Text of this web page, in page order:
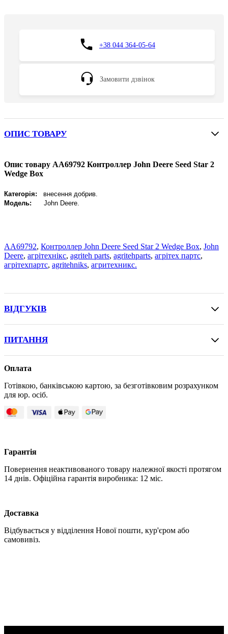
+38 044 364-05-64
Замовити дзвінок
ОПИС ТОВАРУ
Опис товару AA69792 Контроллер John Deere Seed Star 2
Wedge Box
Категорія: внесення добрив.
Модель: John Deere.
AA69792, Контроллер John Deere Seed Star 2 Wedge Box, John
Deere, агрітехнікс, agriteh parts, agritehparts, агрітех партс,
агрітехпартс, agritehniks, агритехникс.
ВІДГУКІВ
ПИТАННЯ
Оплата
Готівкою, банківською картою, за безготівковим розрахунком
для юр. осіб.
Гарантія
Повернення неактивованого товару належної якості протягом
14 днів. Офіційна гарантія виробника: 12 міс.
Доставка
Відбувається у відділення Нової пошти, кур'єром або
самовивіз.